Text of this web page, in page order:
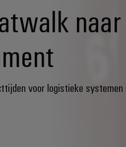
naar
voor logistieke systemen